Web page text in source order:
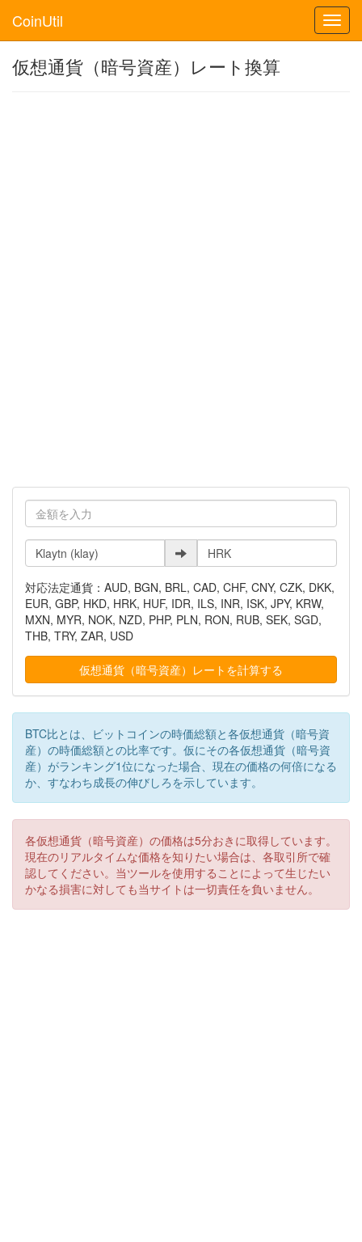
CoinUtil
仮想通貨（暗号資産）レート換算
対応法定通貨：AUD, BGN, BRL, CAD, CHF, CNY, CZK, DKK,
EUR, GBP, HKD, HRK, HUF, IDR, ILS, INR, ISK, JPY, KRW,
MXN, MYR, NOK, NZD, PHP, PLN, RON, RUB, SEK, SGD,
THB, TRY, ZAR, USD
BTC比とは、ビットコインの時価総額と各仮想通貨（暗号資
産）の時価総額との比率です。仮にその各仮想通貨（暗号資
産）がランキング1位になった場合、現在の価格の何倍になる
か、すなわち成長の伸びしろを示しています。
各仮想通貨（暗号資産）の価格は5分おきに取得しています。
現在のリアルタイムな価格を知りたい場合は、各取引所で確
認してください。当ツールを使用することによって生じたい
かなる損害に対しても当サイトは一切責任を負いません。